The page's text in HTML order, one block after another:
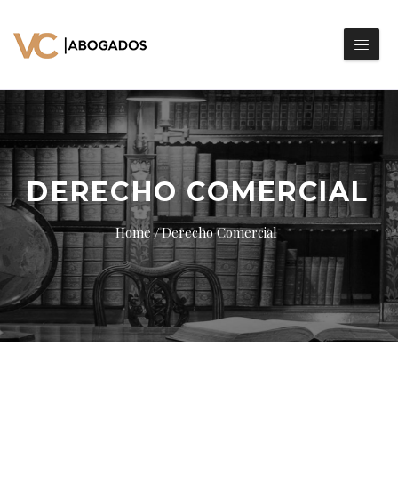
DERECHO COMERCIAL
Home Derecho Comercial